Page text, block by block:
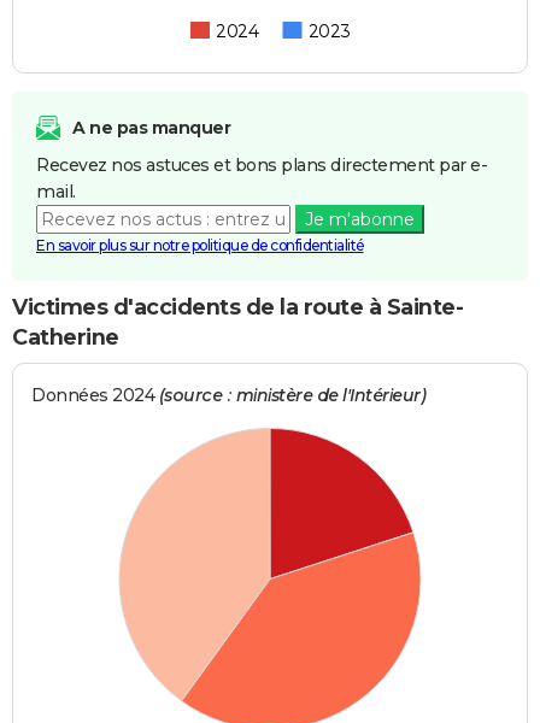
2024 2023
A ne pas manquer
Recevez nos astuces et bons plans directement par e-
mail.
Je m'abonne
En savoir plus sur notre politique de confidentialité
Victimes d'accidents de la route à Sainte-
Catherine
Données 2024 (source : ministère de l'Intérieur)